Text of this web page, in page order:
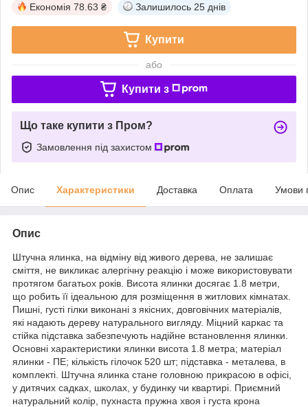
Економія 78.63 ₴ Залишилось 25 днів
Купити
або
Купити з
Що таке купити з Пром?
Замовлення під захистом
Опис Характеристики Доставка Оплата Умови
Опис
Штучна ялинка, на відміну від живого дерева, не залишає
сміття, не викликає алергічну реакцію і може використовувати
протягом багатьох років. Висота ялинки досягає 1.8 метри,
що робить її ідеальною для розміщення в житлових кімнатах.
Пишні, густі гілки виконані з якісних, довговічних матеріалів,
які надають дереву натурального вигляду. Міцний каркас та
стійка підставка забезпечують надійне встановлення ялинки.
Основні характеристики ялинки висота 1.8 метра; матеріал
ялинки - ПЕ; кількість гілочок 520 шт; підставка - металева, в
комплекті. Штучна ялинка стане головною прикрасою в офісі,
у дитячих садках, школах, у будинку чи квартирі. Приємний
натуральний колір, пухнаста пружна хвоя і густа крона